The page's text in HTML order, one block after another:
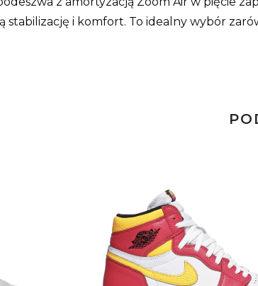
stabilizację i komfort. To idealny wybór